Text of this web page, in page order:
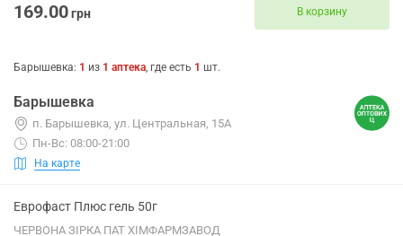
169.00грн В корзину
Барышевка: 1 из 1 аптека, где есть 1 шт.
Барышевка
п. Барышевка, ул. Центральная, 15А
Пн-Вс: 08:00-21:00
На карте
Еврофаст Плюс гель 50г
ЧЕРВОНА ЗІРКА ПАТ ХІМФАРМЗАВОД